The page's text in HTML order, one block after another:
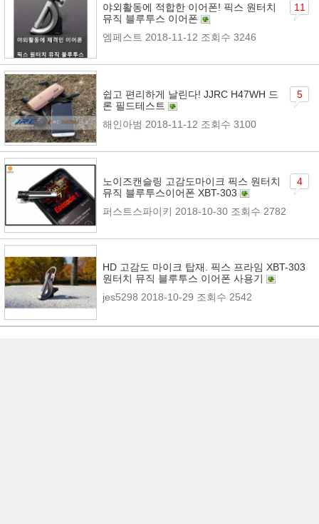
야외활동에 적합한 이어폰! 픽스 원터치
뮤직 블루투스 이어폰
11
엠페스트 2018-11-12 조회수 3246
쉽고 편리하게 날린다! JJRC H47WH 드
론 필드테스트
5
해인아범 2018-11-12 조회수 3100
노이즈캔슬링 고감도마이크 픽스 원터치
뮤직 블루투스이어폰 XBT-303
4
퍼스트스파이키 2018-10-30 조회수 2782
HD 고감도 마이크 탑재. 픽스 프라임 XBT-303
원터치 뮤직 블루투스 이어폰 사용기
jes5298 2018-10-29 조회수 2542